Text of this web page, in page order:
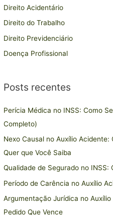
r
p
o
:
Direito Acidentário
Direito do Trabalho
Direito Previdenciário
Doença Profissional
Posts recentes
Perícia Médica no INSS: Como
Completo)
Nexo Causal no Auxílio Acidente:
Quer que Você Saiba
Qualidade de Segurado no INSS:
Período de Carência no Auxílio
Argumentação Jurídica no
Pedido Que Vence